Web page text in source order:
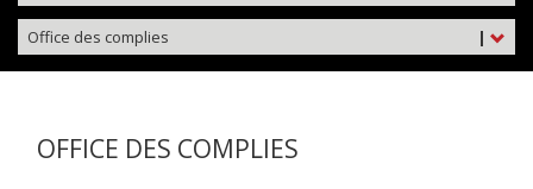
|
Office des complies
OFFICE DES COMPLIES